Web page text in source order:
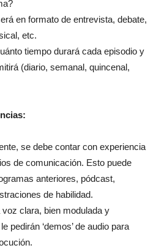
en formato de entrevista, debate,
etc.
tiempo durará cada episodio y
(diario, semanal, quincenal,
se debe contar con experiencia
de comunicación. Esto puede
anteriores, pódcast,
de habilidad.
clara, bien modulada y
pedirán ‘demos’ de audio para